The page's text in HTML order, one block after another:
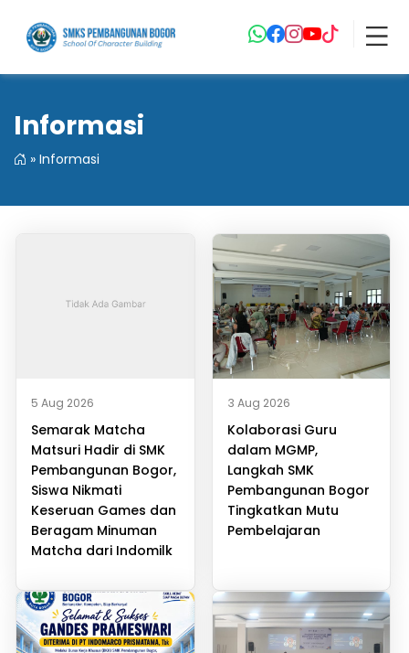
Informasi
» Informasi
5 Aug 2026
Semarak Matcha
Matsuri Hadir di SMK
Pembangunan Bogor,
Siswa Nikmati
Keseruan Games dan
Beragam Minuman
Matcha dari Indomilk
3 Aug 2026
Kolaborasi Guru
dalam MGMP,
Langkah SMK
Pembangunan Bogor
Tingkatkan Mutu
Pembelajaran